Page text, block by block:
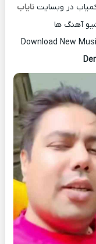
در وبسایت نایاب
آهنگ ها
Download New